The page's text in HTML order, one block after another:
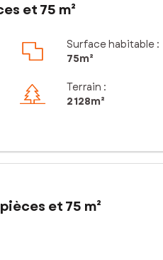
et 75 m²
Surface habitable :
75m²
Terrain :
2 128m²
et 75 m²